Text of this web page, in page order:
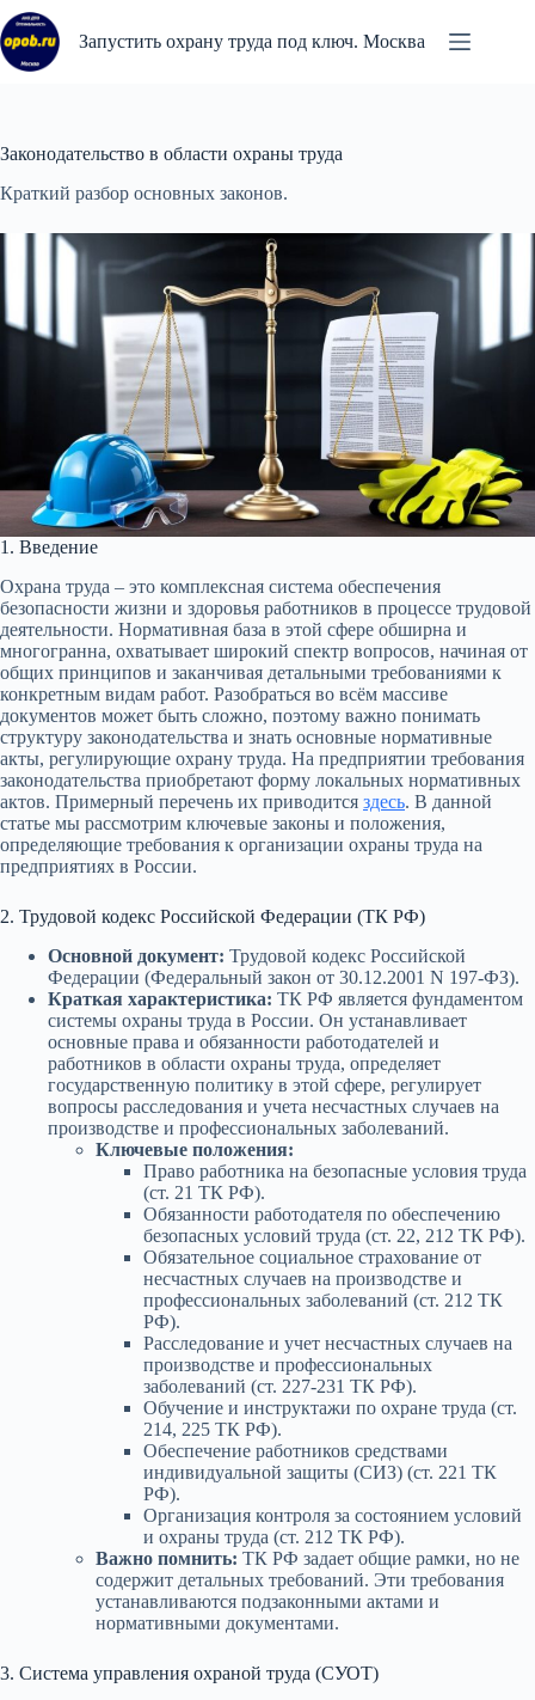
Перейти
к
сути
Запустить охрану труда под ключ. Москва
Законодательство в области охраны труда
Краткий разбор основных законов.
1. Введение
Охрана труда – это комплексная система обеспечения
безопасности жизни и здоровья работников в процессе трудовой
деятельности. Нормативная база в этой сфере обширна и
многогранна, охватывает широкий спектр вопросов, начиная от
общих принципов и заканчивая детальными требованиями к
конкретным видам работ. Разобраться во всём массиве
документов может быть сложно, поэтому важно понимать
структуру законодательства и знать основные нормативные
акты, регулирующие охрану труда. На предприятии требования
законодательства приобретают форму локальных нормативных
актов. Примерный перечень их приводится здесь. В данной
статье мы рассмотрим ключевые законы и положения,
определяющие требования к организации охраны труда на
предприятиях в России.
2. Трудовой кодекс Российской Федерации (ТК РФ)
Основной документ: Трудовой кодекс Российской
Федерации (Федеральный закон от 30.12.2001 N 197-ФЗ).
Краткая характеристика: ТК РФ является фундаментом
системы охраны труда в России. Он устанавливает
основные права и обязанности работодателей и
работников в области охраны труда, определяет
государственную политику в этой сфере, регулирует
вопросы расследования и учета несчастных случаев на
производстве и профессиональных заболеваний.
Ключевые положения:
Право работника на безопасные условия труда
(ст. 21 ТК РФ).
Обязанности работодателя по обеспечению
безопасных условий труда (ст. 22, 212 ТК РФ).
Обязательное социальное страхование от
несчастных случаев на производстве и
профессиональных заболеваний (ст. 212 ТК
РФ).
Расследование и учет несчастных случаев на
производстве и профессиональных
заболеваний (ст. 227-231 ТК РФ).
Обучение и инструктажи по охране труда (ст.
214, 225 ТК РФ).
Обеспечение работников средствами
индивидуальной защиты (СИЗ) (ст. 221 ТК
РФ).
Организация контроля за состоянием условий
и охраны труда (ст. 212 ТК РФ).
Важно помнить: ТК РФ задает общие рамки, но не
содержит детальных требований. Эти требования
устанавливаются подзаконными актами и
нормативными документами.
3. Система управления охраной труда (СУОТ)